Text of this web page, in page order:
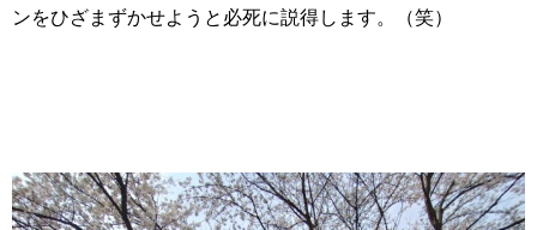
ンをひざまずかせようと必死に説得します。（笑）